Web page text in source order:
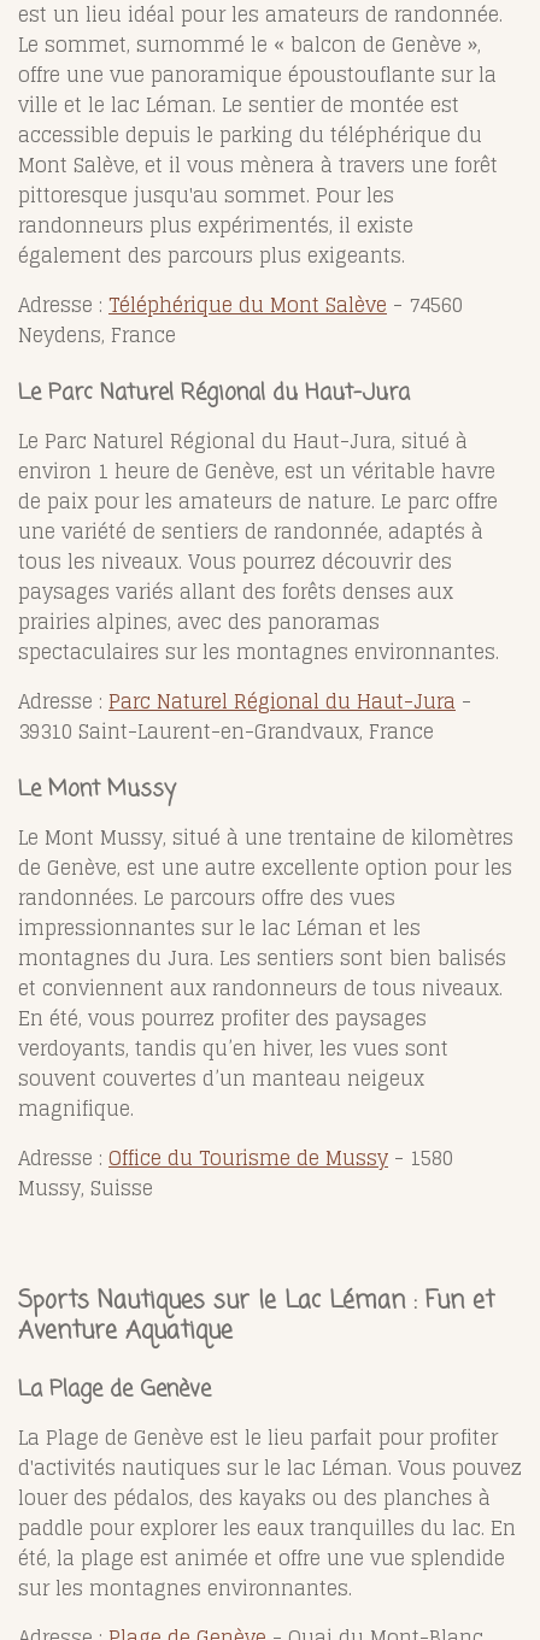
est un lieu idéal pour les amateurs de randonnée.
Le sommet, surnommé le « balcon de Genève »,
offre une vue panoramique époustouflante sur la
ville et le lac Léman. Le sentier de montée est
accessible depuis le parking du téléphérique du
Mont Salève, et il vous mènera à travers une forêt
pittoresque jusqu'au sommet. Pour les
randonneurs plus expérimentés, il existe
également des parcours plus exigeants.
Adresse : Téléphérique du Mont Salève - 74560
Neydens, France
Le Parc Naturel Régional du Haut-Jura
Le Parc Naturel Régional du Haut-Jura, situé à
environ 1 heure de Genève, est un véritable havre
de paix pour les amateurs de nature. Le parc offre
une variété de sentiers de randonnée, adaptés à
tous les niveaux. Vous pourrez découvrir des
paysages variés allant des forêts denses aux
prairies alpines, avec des panoramas
spectaculaires sur les montagnes environnantes.
Adresse : Parc Naturel Régional du Haut-Jura -
39310 Saint-Laurent-en-Grandvaux, France
Le Mont Mussy
Le Mont Mussy, situé à une trentaine de kilomètres
de Genève, est une autre excellente option pour les
randonnées. Le parcours offre des vues
impressionnantes sur le lac Léman et les
montagnes du Jura. Les sentiers sont bien balisés
et conviennent aux randonneurs de tous niveaux.
En été, vous pourrez profiter des paysages
verdoyants, tandis qu’en hiver, les vues sont
souvent couvertes d’un manteau neigeux
magnifique.
Adresse : Office du Tourisme de Mussy - 1580
Mussy, Suisse
Sports Nautiques sur le Lac Léman : Fun et
Aventure Aquatique
La Plage de Genève
La Plage de Genève est le lieu parfait pour profiter
d'activités nautiques sur le lac Léman. Vous pouvez
louer des pédalos, des kayaks ou des planches à
paddle pour explorer les eaux tranquilles du lac. En
été, la plage est animée et offre une vue splendide
sur les montagnes environnantes.